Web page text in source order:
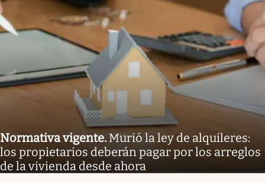
Normativa vigente. Murió la ley de alquileres:
los propietarios deberán pagar por los arreglos
de la vivienda desde ahora